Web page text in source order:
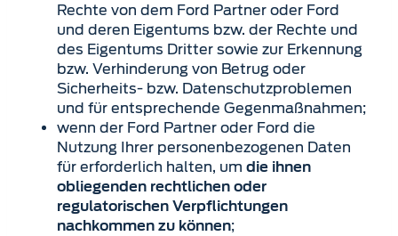
Rechte von dem Ford Partner oder Ford
und deren Eigentums bzw. der Rechte und
des Eigentums Dritter sowie zur Erkennung
bzw. Verhinderung von Betrug oder
Sicherheits- bzw. Datenschutzproblemen
und für entsprechende Gegenmaßnahmen;
wenn der Ford Partner oder Ford die
Nutzung Ihrer personenbezogenen Daten
für erforderlich halten, um die ihnen
obliegenden rechtlichen oder
regulatorischen Verpflichtungen
nachkommen zu können;